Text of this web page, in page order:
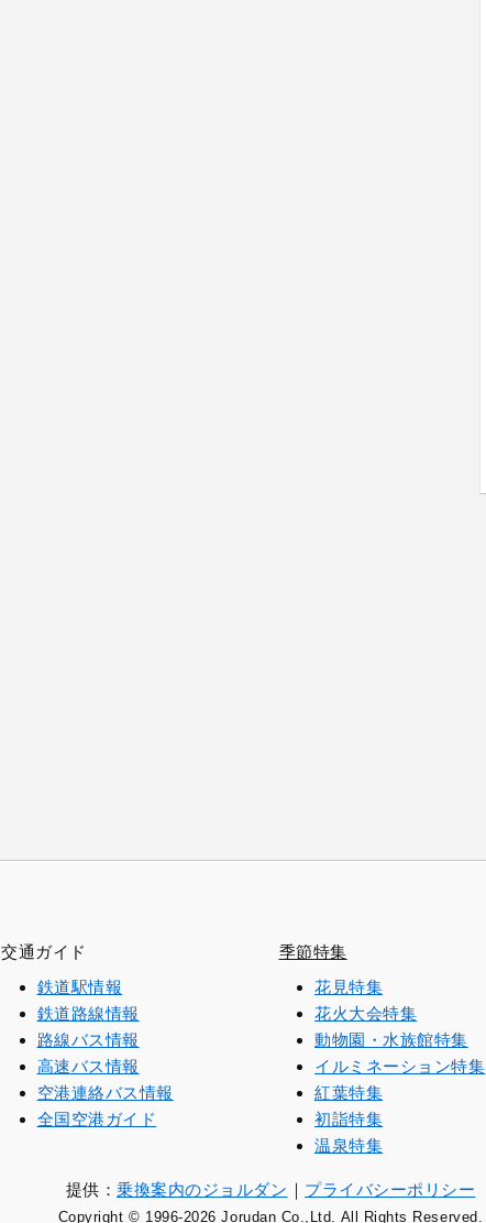
交通ガイド
鉄道駅情報
鉄道路線情報
路線バス情報
高速バス情報
空港連絡バス情報
全国空港ガイド
季節特集
花見特集
花火大会特集
動物園・水族館特集
イルミネーション特集
紅葉特集
初詣特集
温泉特集
提供：乗換案内のジョルダン ｜ プライバシーポリシー
Copyright © 1996-2026 Jorudan Co.,Ltd. All Rights Reserved.